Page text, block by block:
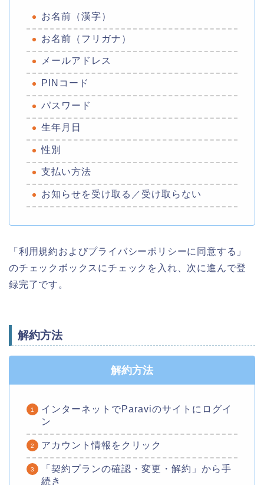
お名前（漢字）
お名前（フリガナ）
メールアドレス
PINコード
パスワード
生年月日
性別
支払い方法
お知らせを受け取る／受け取らない
「利用規約およびプライバシーポリシーに同意する」
のチェックボックスにチェックを入れ、次に進んで登
録完了です。
解約方法
解約方法
インターネットでParaviのサイトにログイ
ン
アカウント情報をクリック
「契約プランの確認・変更・解約」から手
続き